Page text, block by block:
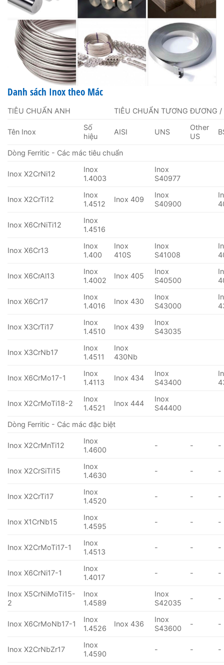
Danh sách Inox theo Mác
TIÊU CHUẨN ANH TIÊU CHUẨN TƯƠNG ĐƯƠNG /
Tên Inox
Số
hiệu
AISI UNS
Other
US
Dòng Ferritic - Các mác tiêu chuẩn
Inox X2CrNi12
Inox
1.4003
Inox
S40977
Inox X2CrTi12
Inox
1.4512
Inox 409
Inox
S40900
Inox X6CrNiTi12
Inox
1.4516
Inox X6Cr13
Inox
1.400
Inox
410S
Inox
S41008
Inox X6CrAl13
Inox
1.4002
Inox 405
Inox
S40500
Inox X6Cr17
Inox
1.4016
Inox 430
Inox
S43000
Inox X3CrTi17
Inox
1.4510
Inox 439
Inox
S43035
Inox X3CrNb17
Inox
1.4511
Inox
430Nb
Inox X6CrMo17-1
Inox
1.4113
Inox 434
Inox
S43400
Inox X2CrMoTi18-2
Inox
1.4521
Inox 444
Inox
S44400
Dòng Ferritic - Các mác đặc biệt
Inox X2CrMnTi12
Inox
1.4600
- - -
Inox X2CrSiTi15
Inox
1.4630
- - -
Inox X2CrTi17
Inox
1.4520
- - -
Inox X1CrNb15
Inox
1.4595
- - -
Inox X2CrMoTi17-1
Inox
1.4513
- - -
Inox X6CrNi17-1
Inox
1.4017
- - -
Inox X5CrNiMoTi15-
2
Inox
1.4589
Inox
S42035
- -
Inox X6CrMoNb17-1
Inox
1.4526
Inox 436
Inox
S43600
- -
Inox X2CrNbZr17
Inox
1.4590
- - -